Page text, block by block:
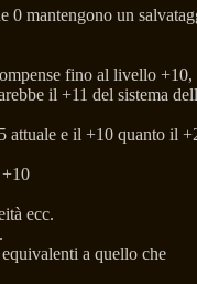
0 mantengono un
fino al livello +10,
il +11 del sistema
attuale e il +10 quanto il
ecc.
a quello che